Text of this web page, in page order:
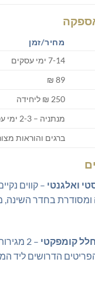
מחיר/זמן
7-14 ימי עסקים
89 ₪
250 ₪ ליחידה
מנתניה – 2-3 ימי עסקים
ברגים והוראות
ואלגנטי – קווים
ומסודרת בחדר השינה,
קומפקטי
– 2
הדרושים ליד